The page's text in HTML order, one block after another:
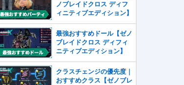
ノブレイドクロス ディフ
ィニティブエディション】
最強おすすめドール【ゼノ
ブレイドクロス ディフィ
ニティブエディション】
クラスチェンジの優先度｜
おすすめクラス【ゼノブレ